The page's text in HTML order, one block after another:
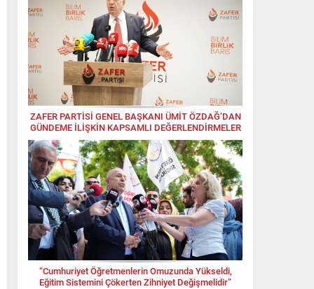
ZAFER PARTİSİ GENEL BAŞKANI ÜMİT ÖZDAĞ’DAN
GÜNDEME İLİŞKİN KAPSAMLI DEĞERLENDİRMELER
“Cumhuriyet Öğretmenlerin Omuzunda Yükseldi,
Eğitim Sistemini Çökerten Zihniyet Değişmelidir”